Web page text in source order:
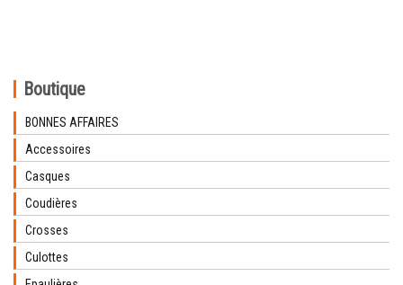
Boutique
BONNES AFFAIRES
Accessoires
Casques
Coudières
Crosses
Culottes